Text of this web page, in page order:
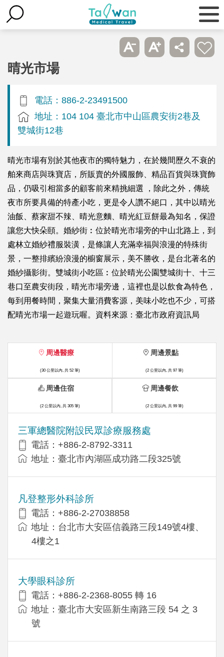
晴光市場
電話：886-2-23491500
地址：104 104 臺北市中山區農安街2巷及
雙城街12巷
晴光市場有別於其他夜市的獨特魅力，在於幾間歷久不衰的
舶來商店與珠寶店，所販賣的外國服飾、精品百貨與珠寶飾
品，仍吸引相當多的顧客前來精挑細選 ，除此之外，傳統
夜市所要具備的特產小吃，更是令人讚不絕口，其中以晴光
油飯、蔡家甜不辣、晴光意麵、晴光紅豆餅最為知名，保證
讓您大快朵頤。婚紗街︰位於晴光市場旁的中山北路上，到
處林立婚紗禮服裝潢，是條讓人充滿幸福與浪漫的特殊街
景，一整排繽紛浪漫的櫥窗展示，美不勝收，是台北著名的
婚紗攝影街。雙城街小吃區︰位於晴光公園雙城街十、十三
巷口至農安街段，晴光市場旁邊，這裡也是以飲食為特色，
每到用餐時間，聚集大量消費客源，美味小吃也不少，可搭
配晴光市場一起遊玩喔。資料來源：臺北市政府資訊局
周邊醫療
(30 公里以內, 共 52 筆)
三軍總醫院附設民眾診療服務處
電話：+886-2-8792-3311
地址：臺北市內湖區成功路二段325號
凡登整形外科診所
電話：+886-2-27038858
地址：台北市大安區信義路三段149號4樓、
4樓之1
大學眼科診所
電話：+886-2-2368-8055 轉 16
地址：臺北市大安區新生南路三段 54 之 3
號
周邊景點
(2 公里以內, 共 97 筆)
周邊住宿
(2 公里以內, 共 305 筆)
周邊餐飲
(2 公里以內, 共 99 筆)